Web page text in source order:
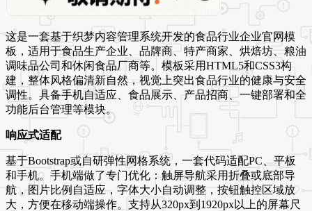
这是一套基于织梦内容管理系统开发的食品行业企业官网模
板，适用于食品生产企业、品牌商、特产商家、烘焙坊、粮油
调味品公司和休闲食品厂商等。模板采用HTML5和CSS3构
建，整体风格偏清新自然，视觉上突出食品行业的健康与安全
调性。具备手机自适应、食品展示、产品招商、一键部署和全
功能后台管理等模块。
响应式适配
基于Bootstrap或自研弹性网格系统，一套代码适配PC、平板
和手机。手机端做了专门优化：触屏导航采用折叠或底部导
航，图片比例自适应，字体大小自动调整，按钮触控区域放
大，方便在移动端操作。支持从320px到1920px以上的屏幕尺